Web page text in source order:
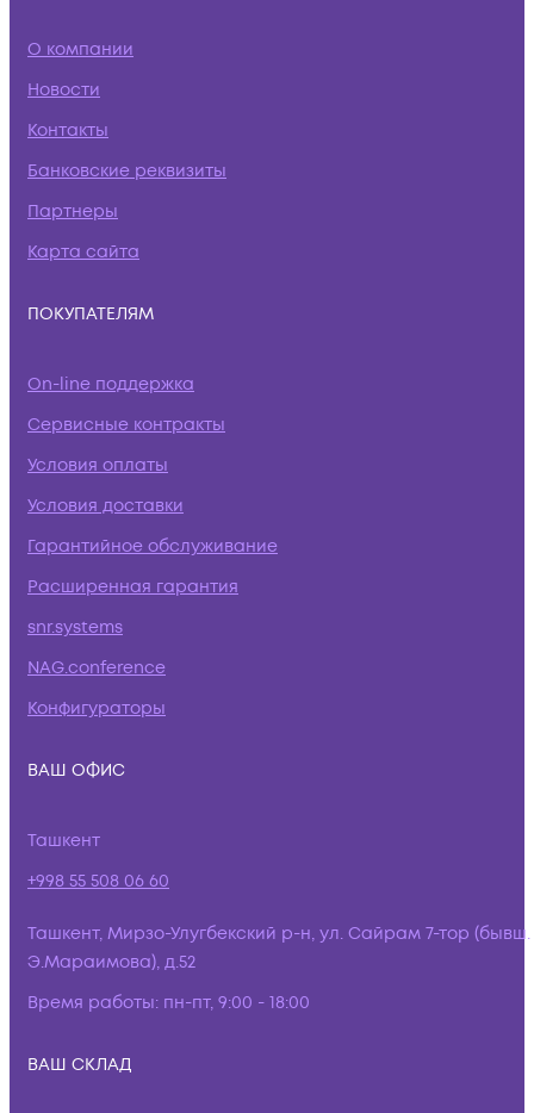
О компании
Новости
Контакты
Банковские реквизиты
Партнеры
Карта сайта
ПОКУПАТЕЛЯМ
On-line поддержка
Сервисные контракты
Условия оплаты
Условия доставки
Гарантийное обслуживание
Расширенная гарантия
snr.systems
NAG.conference
Конфигураторы
ВАШ ОФИС
Ташкент
+998 55 508 06 60
Ташкент, Мирзо-Улугбекский р-н, ул. Сайрам 7-тор (бывш.
Э.Мараимова), д.52
Время работы: пн-пт, 9:00 - 18:00
ВАШ СКЛАД